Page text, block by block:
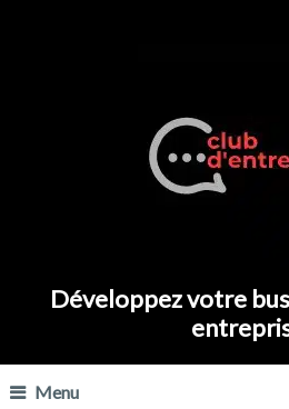
Développez votre
Menu